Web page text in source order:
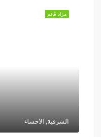
مزاد قائم
الشرقية, الاحساء